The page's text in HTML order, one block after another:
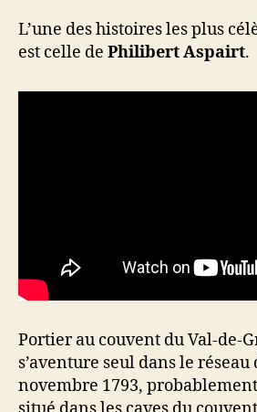
L’une des histoires les plus
est celle de Philibert Aspairt.
Portier au couvent du Val-de-
s’aventure seul dans le
novembre 1793,